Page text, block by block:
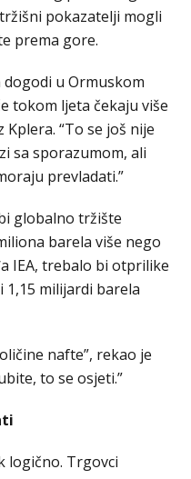
pokazatelji mogli
prema gore.
dogodi u Ormuskom
tokom ljeta čekaju više
“To se još nije
sa sporazumom, ali
prevladati.”
globalno tržište
barela više nego
IEA, trebalo bi otprilike
1,15 milijardi barela
nafte”, rekao je
to se osjeti.”
logično. Trgovci